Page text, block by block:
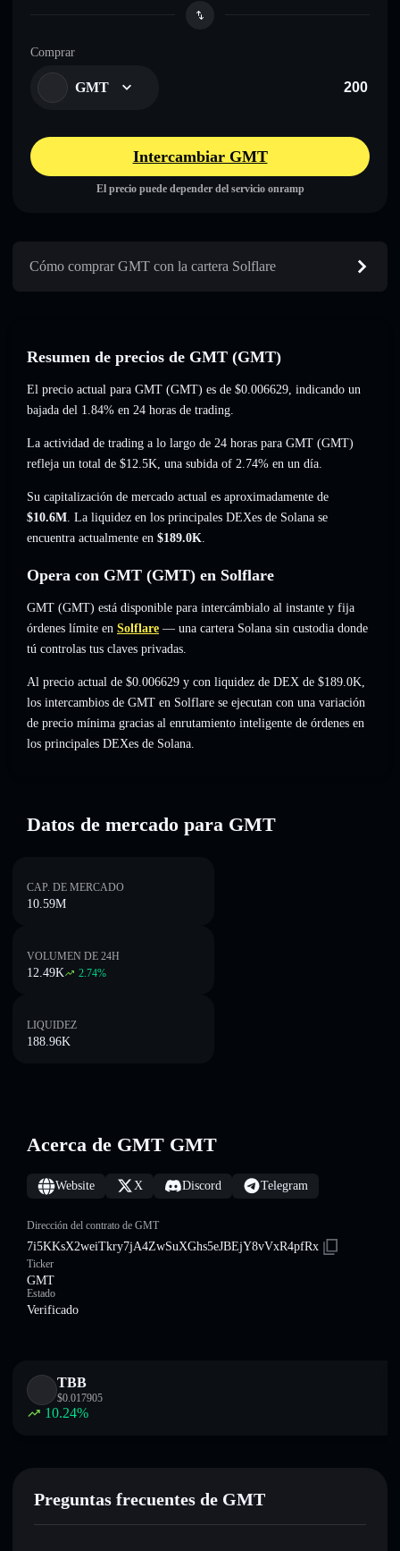
Comprar
GMT
Intercambiar GMT
El precio puede depender del servicio onramp
Cómo comprar GMT con la cartera Solflare
Resumen de precios de GMT (GMT)
El precio actual para GMT (GMT) es de $0.006629, indicando un
bajada del 1.84% en 24 horas de trading.
La actividad de trading a lo largo de 24 horas para GMT (GMT)
refleja un total de $12.5K, una subida of 2.74% en un día.
Su capitalización de mercado actual es aproximadamente de
$10.6M. La liquidez en los principales DEXes de Solana se
encuentra actualmente en $189.0K.
Opera con GMT (GMT) en Solflare
GMT (GMT) está disponible para intercámbialo al instante y fija
órdenes límite en Solflare — una cartera Solana sin custodia donde
tú controlas tus claves privadas.
Al precio actual de $0.006629 y con liquidez de DEX de $189.0K,
los intercambios de GMT en Solflare se ejecutan con una variación
de precio mínima gracias al enrutamiento inteligente de órdenes en
los principales DEXes de Solana.
Datos de mercado para GMT
CAP. DE MERCADO
10.59M
VOLUMEN DE 24H
12.49K 2.74%
LIQUIDEZ
188.96K
Acerca de GMT GMT
Website X Discord Telegram
Dirección del contrato de GMT
7i5KKsX2weiTkry7jA4ZwSuXGhs5eJBEjY8vVxR4pfRx
Ticker
GMT
Estado
Verificado
TBB
$0.017905
10.24%
Preguntas frecuentes de GMT